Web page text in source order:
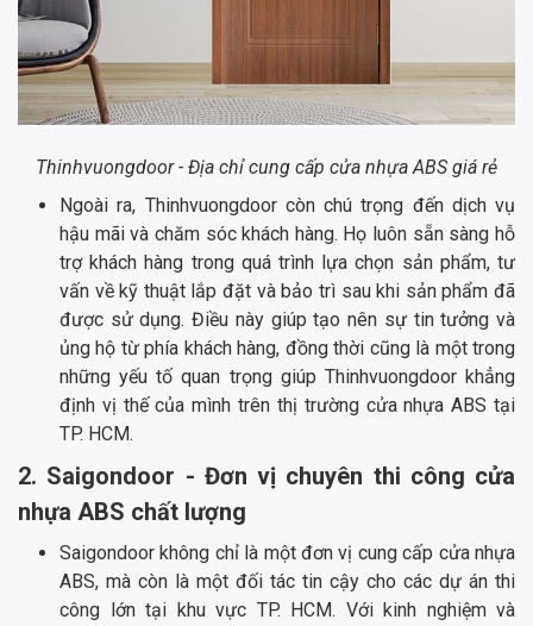
Thinhvuongdoor - Địa chỉ cung cấp cửa nhựa ABS giá rẻ
Ngoài ra, Thinhvuongdoor còn chú trọng đến dịch vụ
hậu mãi và chăm sóc khách hàng. Họ luôn sẵn sàng hỗ
trợ khách hàng trong quá trình lựa chọn sản phẩm, tư
vấn về kỹ thuật lắp đặt và bảo trì sau khi sản phẩm đã
được sử dụng. Điều này giúp tạo nên sự tin tưởng và
ủng hộ từ phía khách hàng, đồng thời cũng là một trong
những yếu tố quan trọng giúp Thinhvuongdoor khẳng
định vị thế của mình trên thị trường cửa nhựa ABS tại
TP. HCM.
2. Saigondoor - Đơn vị chuyên thi công cửa
nhựa ABS chất lượng
Saigondoor không chỉ là một đơn vị cung cấp cửa nhựa
ABS, mà còn là một đối tác tin cậy cho các dự án thi
công lớn tại khu vực TP. HCM. Với kinh nghiệm và